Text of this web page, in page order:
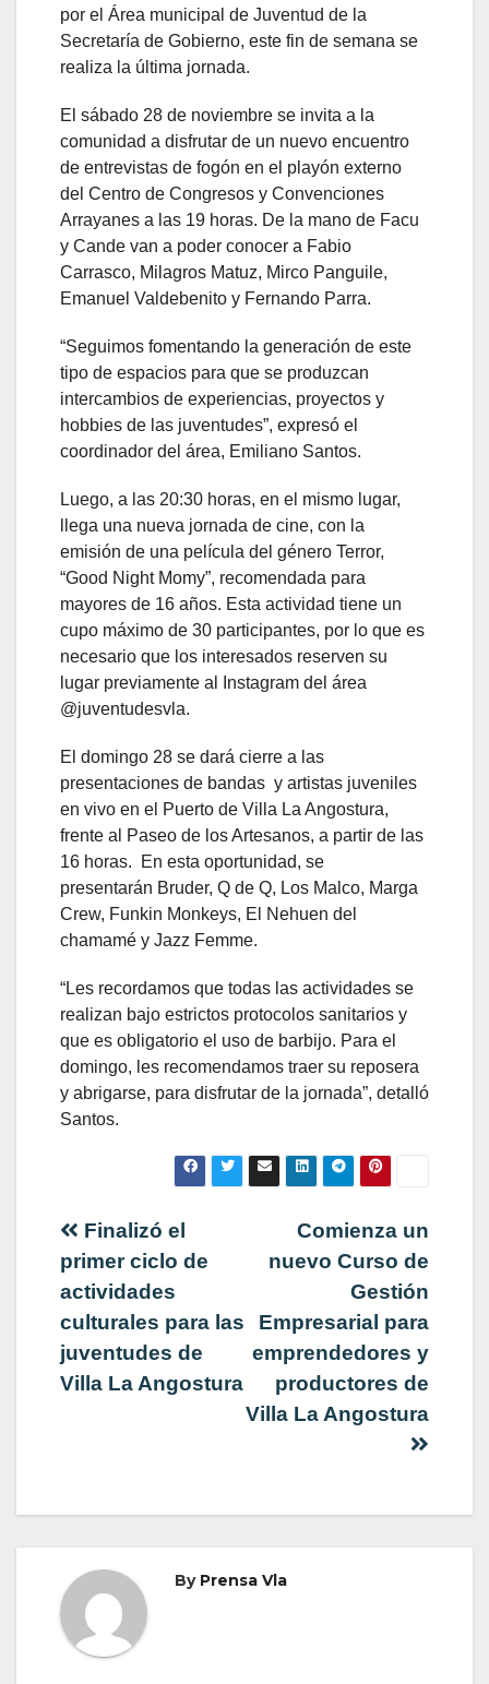
por el Área municipal de Juventud de la
Secretaría de Gobierno, este fin de semana se
realiza la última jornada.
El sábado 28 de noviembre se invita a la
comunidad a disfrutar de un nuevo encuentro
de entrevistas de fogón en el playón externo
del Centro de Congresos y Convenciones
Arrayanes a las 19 horas. De la mano de Facu
y Cande van a poder conocer a Fabio
Carrasco, Milagros Matuz, Mirco Panguile,
Emanuel Valdebenito y Fernando Parra.
“Seguimos fomentando la generación de este
tipo de espacios para que se produzcan
intercambios de experiencias, proyectos y
hobbies de las juventudes”, expresó el
coordinador del área, Emiliano Santos.
Luego, a las 20:30 horas, en el mismo lugar,
llega una nueva jornada de cine, con la
emisión de una película del género Terror,
“Good Night Momy”, recomendada para
mayores de 16 años. Esta actividad tiene un
cupo máximo de 30 participantes, por lo que es
necesario que los interesados reserven su
lugar previamente al Instagram del área
@juventudesvla.
El domingo 28 se dará cierre a las
presentaciones de bandas y artistas juveniles
en vivo en el Puerto de Villa La Angostura,
frente al Paseo de los Artesanos, a partir de las
16 horas. En esta oportunidad, se
presentarán Bruder, Q de Q, Los Malco, Marga
Crew, Funkin Monkeys, El Nehuen del
chamamé y Jazz Femme.
“Les recordamos que todas las actividades se
realizan bajo estrictos protocolos sanitarios y
que es obligatorio el uso de barbijo. Para el
domingo, les recomendamos traer su reposera
y abrigarse, para disfrutar de la jornada”, detalló
Santos.
Navegación
de
entradas
Comienza un
nuevo Curso de
Gestión
Empresarial para
emprendedores y
productores de
Villa La Angostura
Finalizó el
primer ciclo de
actividades
culturales para las
juventudes de
Villa La Angostura
By Prensa Vla